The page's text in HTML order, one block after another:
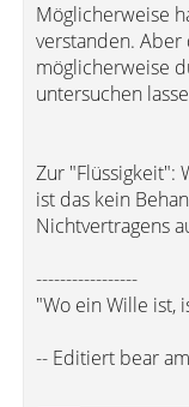
Möglicherweise
verstanden. Aber
möglicherweise
untersuchen
Zur "Flüssigkeit":
ist das kein
Nichtvertragens
-----------------
"Wo ein Wille ist,
-- Editiert bear